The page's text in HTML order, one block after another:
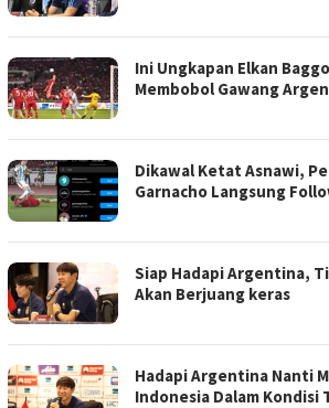
Ini Ungkapan Elkan
Membobol Gawang
Dikawal Ketat Asnawi,
Garnacho Langsung
Siap Hadapi Argentina,
Akan Berjuang keras
Hadapi Argentina Nanti
Indonesia Dalam Kondisi